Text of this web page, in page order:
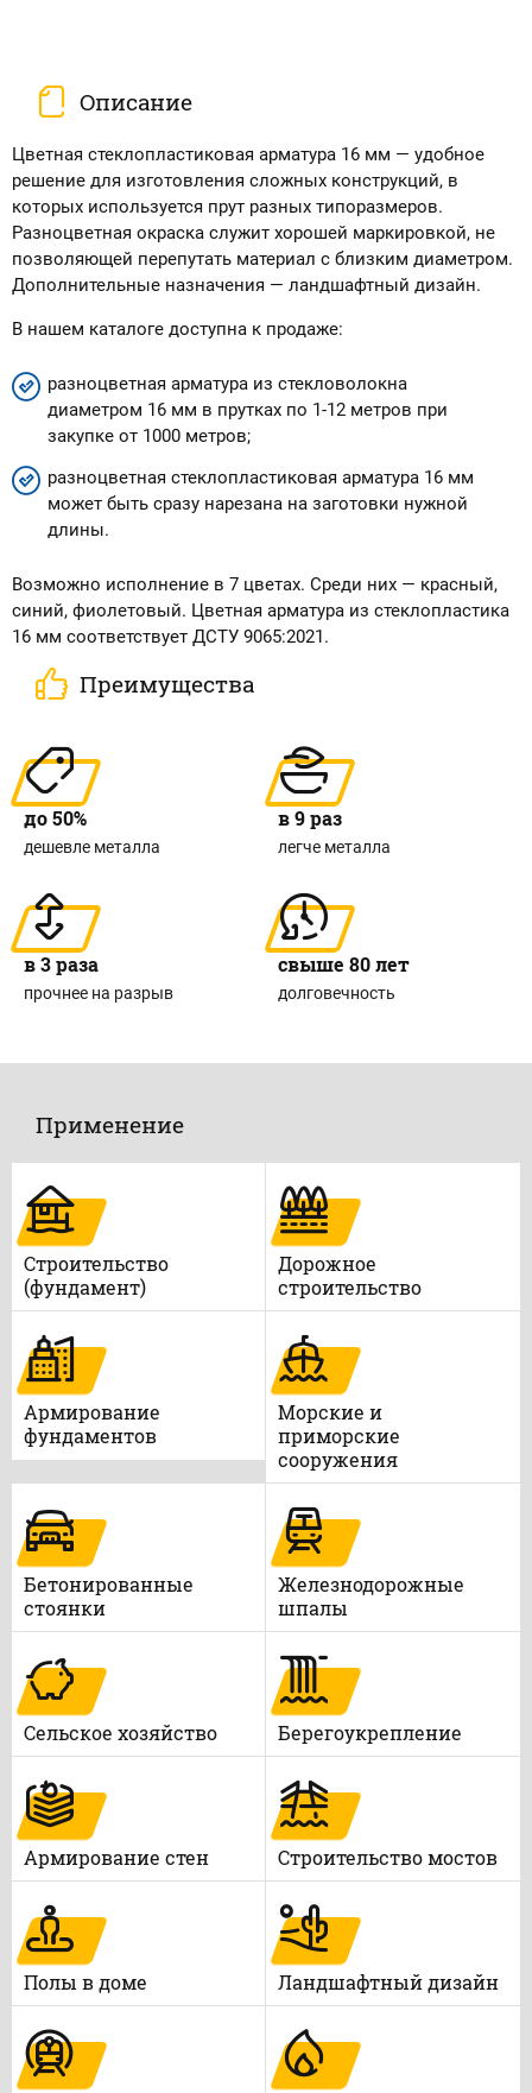
Описание
Цветная стеклопластиковая арматура 16 мм — удобное
решение для изготовления сложных конструкций, в
которых используется прут разных типоразмеров.
Разноцветная окраска служит хорошей маркировкой, не
позволяющей перепутать материал с близким диаметром.
Дополнительные назначения — ландшафтный дизайн.
В нашем каталоге доступна к продаже:
разноцветная арматура из стекловолокна
диаметром 16 мм в прутках по 1-12 метров при
закупке от 1000 метров;
разноцветная стеклопластиковая арматура 16 мм
может быть сразу нарезана на заготовки нужной
длины.
Возможно исполнение в 7 цветах. Среди них — красный,
синий, фиолетовый. Цветная арматура из стеклопластика
16 мм соответствует ДСТУ 9065:2021.
Преимущества
до 50%
дешевле металла
в 9 раз
легче металла
в 3 раза
прочнее на разрыв
свыше 80 лет
долговечность
Применение
Строительство
(фундамент)
Дорожное
строительство
Армирование
фундаментов
Морские и
приморские
сооружения
Бетонированные
стоянки
Железнодорожные
шпалы
Сельское хозяйство Берегоукрепление
Армирование стен Строительство мостов
Полы в доме Ландшафтный дизайн